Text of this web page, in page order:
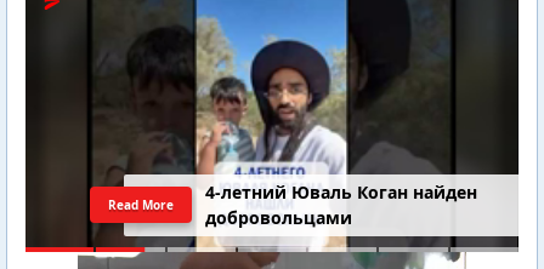
4-летний Юваль Коган найден
добровольцами
Read More